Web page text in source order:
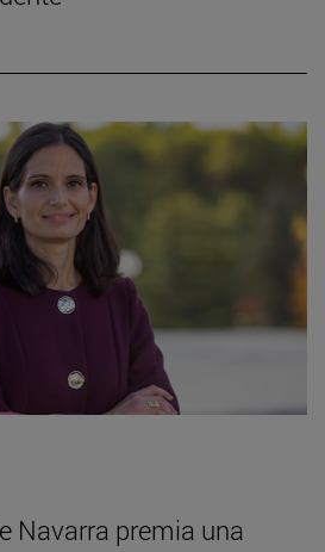
Navarra premia una